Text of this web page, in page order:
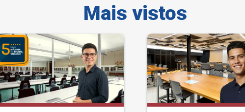
Mais vistos